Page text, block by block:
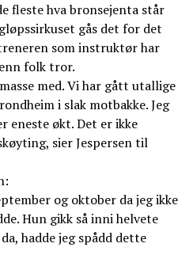
fleste hva bronsejenta står
gås det for det
som instruktør har
folk tror.
med. Vi har gått utallige
i slak motbakke. Jeg
eneste økt. Det er ikke
sier Jespersen til
og oktober da jeg ikke
Hun gikk så inni helvete
hadde jeg spådd dette